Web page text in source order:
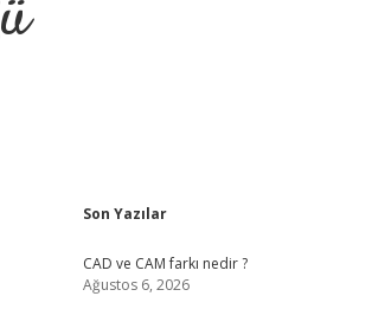
Sidebar
Son Yazılar
CAD ve CAM farkı nedir ?
Ağustos 6, 2026